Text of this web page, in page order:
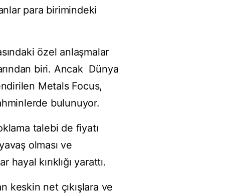
para birimindeki
özel anlaşmalar
biri. Ancak Dünya
Metals Focus,
bulunuyor.
talebi de fiyatı
olması ve
kırıklığı yarattı.
keskin net çıkışlara ve